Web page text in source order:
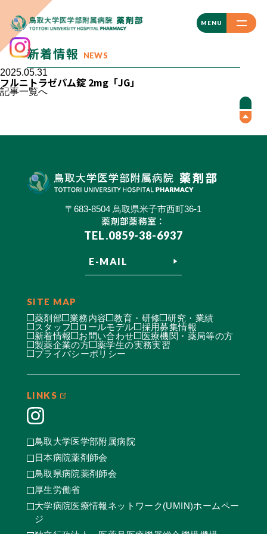
MENU
CLOSE
新着情報 NEWS
2025.05.31
フルニトラゼパム錠 2mg「JG」
記事一覧へ
〒683-8504 鳥取県米子市西町36-1
薬剤部薬務室：
TEL.0859-38-6937
E-MAIL
SITE MAP
薬剤部 業務内容 教育・研修
研究・業績
スタッフ
ロールモデル
採用募集情報
新着情報
お問い合わせ
医療機関・薬局等の方
製薬企業の方
薬学生の実務実習
プライバシーポリシー
LINKS
鳥取大学医学部附属病院
日本病院薬剤師会
鳥取県病院薬剤師会
厚生労働省
大学病院医療情報ネットワーク(UMIN)ホームペー
ジ